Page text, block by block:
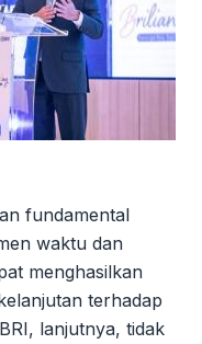
fundamental
waktu dan
menghasilkan
terhadap
lanjutnya, tidak